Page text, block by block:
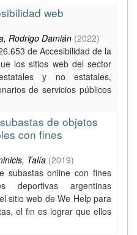
web
Rodrigo Damián (2022)
de Accesibilidad de la
los sitios web del sector
y no estatales,
de servicios públicos
de objetos
con fines
Talía (2019)
subastas online con fines
deportivas argentinas
sitio web de We Help para
el fin es lograr que ellos